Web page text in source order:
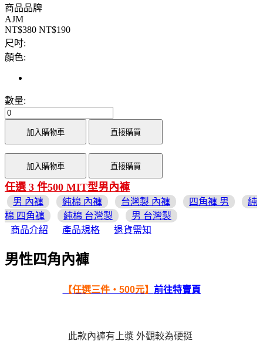
商品品牌
AJM
NT$380 NT$190
尺吋:
顏色:
數量:
加入購物車 直接購買
加入購物車 直接購買
任選 3 件500 MIT型男內褲
男 內褲 純棉 內褲 台灣製 內褲 四角褲 男
純
棉 四角褲
純棉 台灣製
男 台灣製
商品介紹
產品規格 退貨需知
男性四角內褲
【任選三件‧500元】 前往特賣頁
此款內褲有上漿 外觀較為硬挺